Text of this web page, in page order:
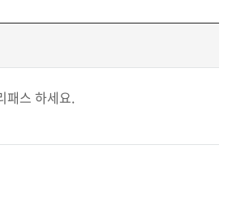
패스 하세요.